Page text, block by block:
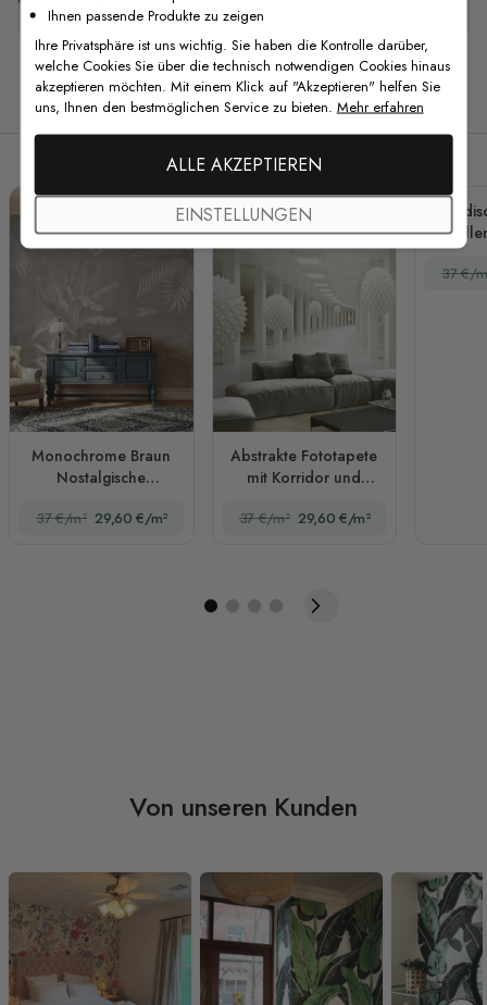
Verwandte Produkte
Monochrome Braun
Nostalgische
Fototapete
37 €/m² 29,60 €/m²
Abstrakte Fototapete
mit Korridor und
37 €/m² 29,60 €/m²
37 €/
Von unseren Kunden
Ihnen passende Produkte zu zeigen
Ihre Privatsphäre ist uns wichtig. Sie haben die Kontrolle darüber,
welche Cookies Sie über die technisch notwendigen Cookies hinaus
akzeptieren möchten. Mit einem Klick auf "Akzeptieren" helfen Sie
uns, Ihnen den bestmöglichen Service zu bieten. Mehr erfahren
ALLE AKZEPTIEREN
EINSTELLUNGEN